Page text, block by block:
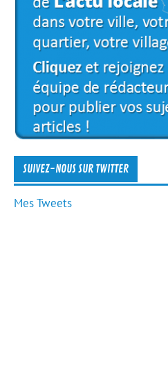
SUIVEZ-NOUS SUR TWITTER
Mes Tweets